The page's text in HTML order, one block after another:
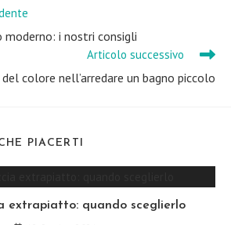
moderno: i nostri consigli
Articolo successivo
colore nell’arredare un bagno piccolo
PIACERTI
extrapiatto: quando sceglierlo